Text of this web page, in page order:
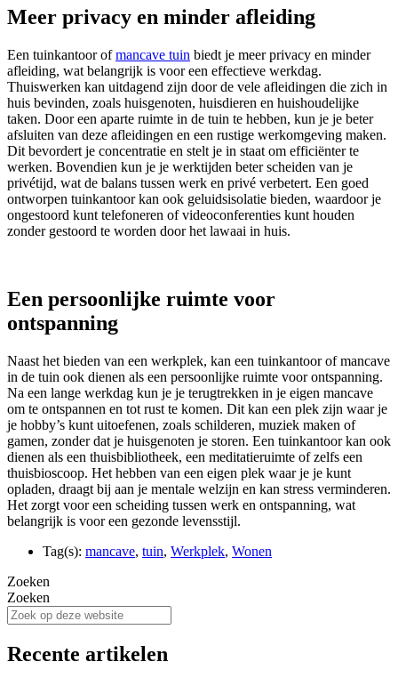
Meer privacy en minder afleiding
Een tuinkantoor ofmancave tuin biedt je meer privacy en minder
afleiding, wat belangrijk is voor een effectieve werkdag.
Thuiswerken kan uitdagend zijn door de vele afleidingen die zich in
huis bevinden, zoals huisgenoten, huisdieren en huishoudelijke
taken. Door een aparte ruimte in de tuin te hebben, kun je je beter
afsluiten van deze afleidingen en een rustige werkomgeving maken.
Dit bevordert je concentratie en stelt je in staat om efficiënter te
werken. Bovendien kun je je werktijden beter scheiden van je
privétijd, wat de balans tussen werk en privé verbetert. Een goed
ontworpen tuinkantoor kan ook geluidsisolatie bieden, waardoor je
ongestoord kunt telefoneren of videoconferenties kunt houden
zonder gestoord te worden door het lawaai in huis.
Een persoonlijke ruimte voor
ontspanning
Naast het bieden van een werkplek, kan een tuinkantoor of mancave
in de tuin ook dienen als een persoonlijke ruimte voor ontspanning.
Na een lange werkdag kun je je terugtrekken in je eigen mancave
om te ontspannen en tot rust te komen. Dit kan een plek zijn waar je
je hobby’s kunt uitoefenen, zoals schilderen, muziek maken of
gamen, zonder dat je huisgenoten je storen. Een tuinkantoor kan ook
dienen als een thuisbibliotheek, een meditatieruimte of zelfs een
thuisbioscoop. Het hebben van een eigen plek waar je je kunt
opladen, draagt bij aan je mentale welzijn en kan stress verminderen.
Het zorgt voor een scheiding tussen werk en ontspanning, wat
belangrijk is voor een gezonde levensstijl.
Tag(s): mancave, tuin, Werkplek, Wonen
Zoeken
Zoeken
Recente artikelen